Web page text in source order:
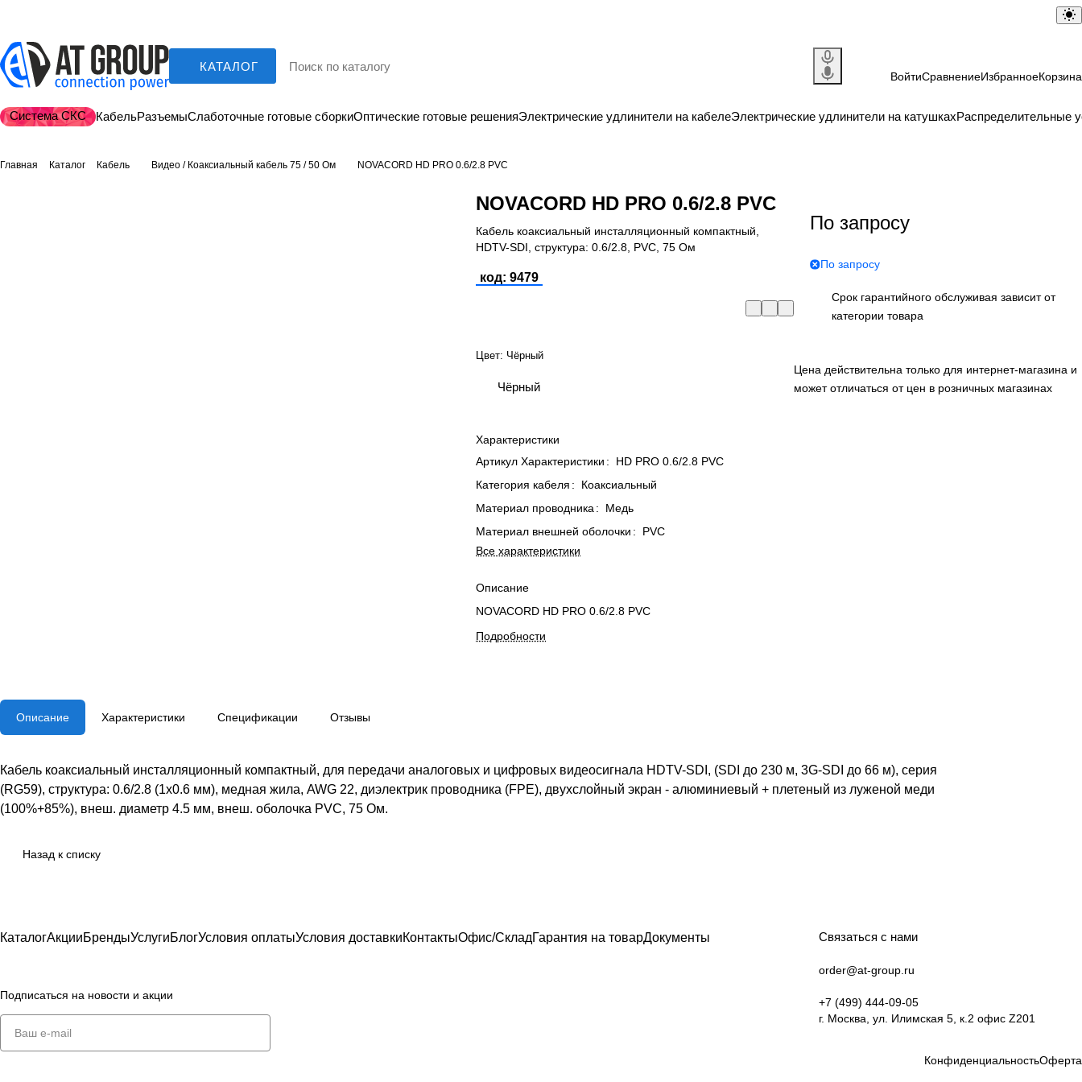
КАТАЛОГ
ВойтиСравнениеИзбранноеКорзина
Система СКС КабельРазъемыСлаботочные готовые сборкиОптические готовые решенияЭлектрические удлинители на кабелеЭлектрические удлинители на катушкахРаспределительные
Главная Каталог Кабель Видео / Коаксиальный кабель 75 / 50 Ом NOVACORD HD PRO 0.6/2.8 PVC
NOVACORD HD PRO 0.6/2.8 PVC
Кабель коаксиальный инсталляционный компактный,
HDTV-SDI, структура: 0.6/2.8, PVC, 75 Ом
код: 9479
Цвет: Чёрный
Чёрный
Характеристики
Артикул Характеристики :
HD PRO 0.6/2.8 PVC
Категория кабеля :
Коаксиальный
Материал проводника :
Медь
Материал внешней оболочки :
PVC
Все характеристики
Описание
NOVACORD HD PRO 0.6/2.8 PVC
Подробности
По запросу
По запросу
Срок гарантийного обслуживая зависит от
категории товара
Цена действительна только для интернет-магазина и
может отличаться от цен в розничных магазинах
Описание Характеристики Спецификации Отзывы
Кабель коаксиальный инсталляционный компактный, для передачи аналоговых и цифровых видеосигнала HDTV-SDI, (SDI до 230 м, 3G-SDI до 66 м), серия
(RG59), структура: 0.6/2.8 (1х0.6 мм), медная жила, AWG 22, диэлектрик проводника (FPE), двухслойный экран - алюминиевый + плетеный из луженой меди
(100%+85%), внеш. диаметр 4.5 мм, внеш. оболочка PVC, 75 Ом.
Назад к списку
КаталогАкцииБрендыУслугиБлогУсловия оплатыУсловия доставкиКонтактыОфис/СкладГарантия на товарДокументы
Подписаться на новости и акции
Связаться с нами
order@at-group.ru
+7 (499) 444-09-05
г. Москва, ул. Илимская 5, к.2 офис Z201
КонфиденциальностьОферта